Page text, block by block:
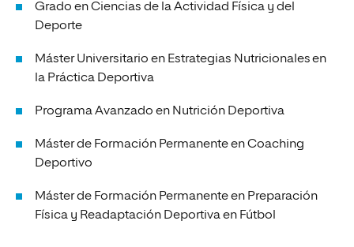
Grado en Ciencias de la Actividad Física y del
Deporte
Máster Universitario en Estrategias Nutricionales en
la Práctica Deportiva
Programa Avanzado en Nutrición Deportiva
Máster de Formación Permanente en Coaching
Deportivo
Máster de Formación Permanente en Preparación
Física y Readaptación Deportiva en Fútbol